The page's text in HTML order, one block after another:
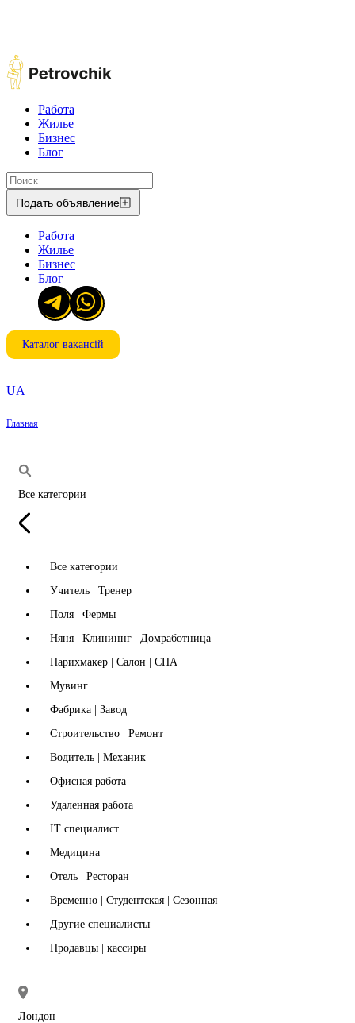
Работа
Жилье
Бизнес
Блог
Подать объявление
Работа
Жилье
Бизнес
Блог
Каталог вакансій
UA
Главная
Все категории
Все категории
Учитель | Тренер
Поля | Фермы
Няня | Клининнг | Домработница
Парихмакер | Салон | СПА
Мувинг
Фабрика | Завод
Строительство | Ремонт
Водитель | Механик
Офисная работа
Удаленная работа
IT специалист
Медицина
Отель | Ресторан
Временно | Студентская | Сезонная
Другие специалисты
Продавцы | кассиры
Лондон